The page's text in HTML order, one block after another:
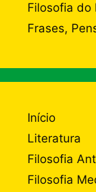
Filosofia do
Frases,
Início
Literatura
Filosofia
Filosofia